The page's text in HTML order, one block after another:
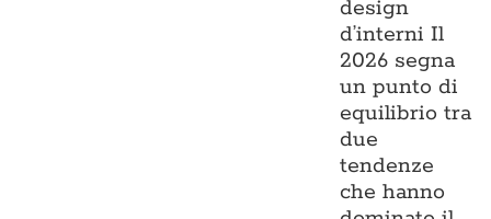
design
d’interni Il
2026 segna
un punto di
equilibrio tra
due
tendenze
che hanno